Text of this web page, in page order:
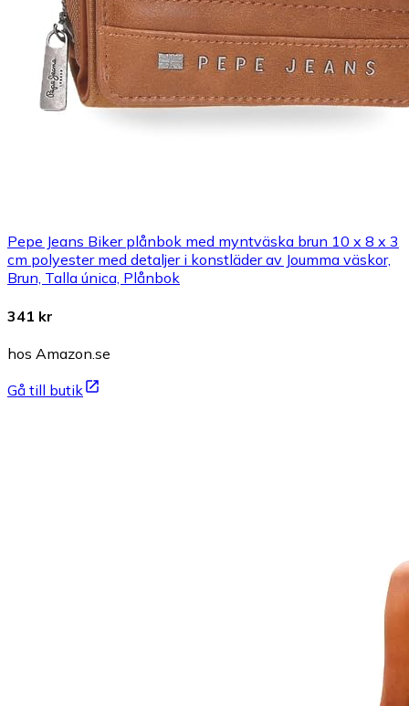
Pepe Jeans Biker plånbok med myntväska brun 10 x 8 x 3
cm polyester med detaljer i konstläder av Joumma väskor,
Brun, Talla única, Plånbok
341 kr
hos Amazon.se
Gå till butik